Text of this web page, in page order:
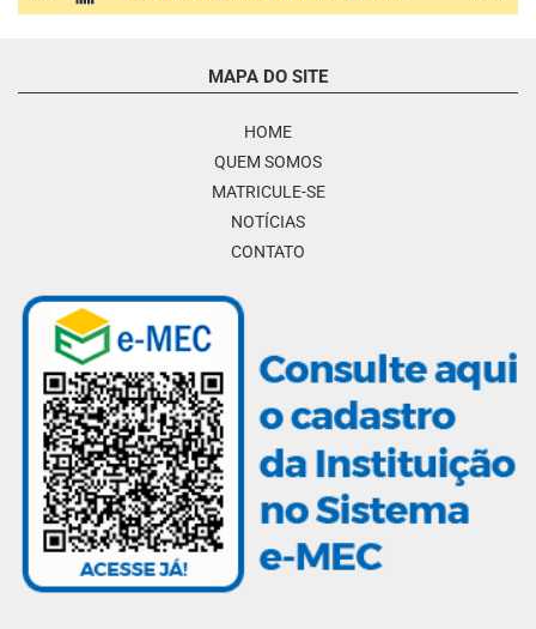
MAPA DO SITE
HOME
QUEM SOMOS
MATRICULE-SE
NOTÍCIAS
CONTATO